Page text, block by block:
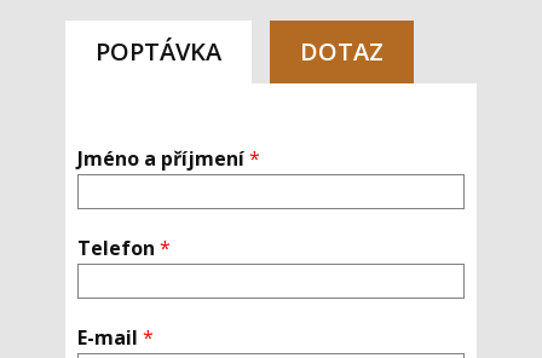
POPTÁVKA DOTAZ
Jméno a příjmení*
Telefon *
E-mail *